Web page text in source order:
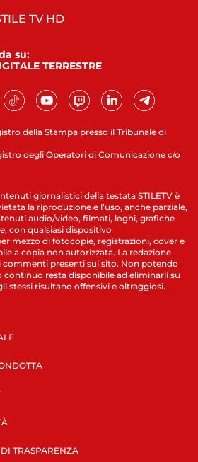
della Stampa presso il Tribunale di
degli Operatori di Comunicazione c/o
TV HD
su:
TERRESTRE
giornalistici della testata STILETV è
la riproduzione e l’uso, anche parziale,
audio/video, filmati, loghi, grafiche
con qualsiasi dispositivo
mezzo di fotocopie, registrazioni, cover e
a copia non autorizzata. La redazione
commenti presenti sul sito. Non potendo
resta disponibile ad eliminarli su
stessi risultano offensivi e oltraggiosi.
TRASPARENZA